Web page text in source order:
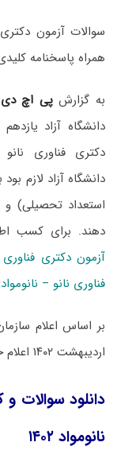
همراه پاسخنامه
به گزارشپی اچ
دکتری فناوری
دانشگاه آزاد لازم
استعداد تحصیلی)
دهند. برای کسب
آزمون دکتری فناوری
فناوری نانو – نانومواد
بر اساس اعلام
اردیبهشت ۱۴۰۲ اعلام خواهد شد.
دانلود سوالات و
نانومواد ۱۴۰۲